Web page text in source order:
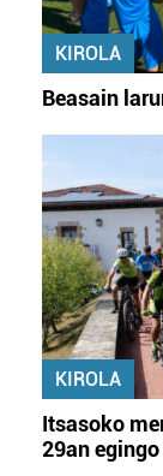
KIROLA
Beasain
KIROLA
Itsasoko
29an